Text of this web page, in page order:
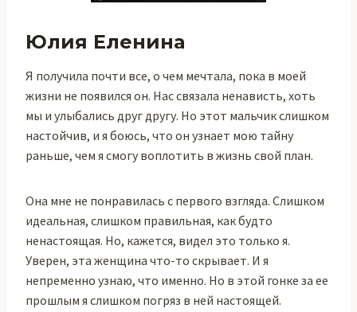
Юлия Еленина
Я получила почти все, о чем мечтала, пока в моей
жизни не появился он. Нас связала ненависть, хоть
мы и улыбались друг другу. Но этот мальчик слишком
настойчив, и я боюсь, что он узнает мою тайну
раньше, чем я смогу воплотить в жизнь свой план.
Она мне не понравилась с первого взгляда. Слишком
идеальная, слишком правильная, как будто
ненастоящая. Но, кажется, видел это только я.
Уверен, эта женщина что-то скрывает. И я
непременно узнаю, что именно. Но в этой гонке за ее
прошлым я слишком погряз в ней настоящей.